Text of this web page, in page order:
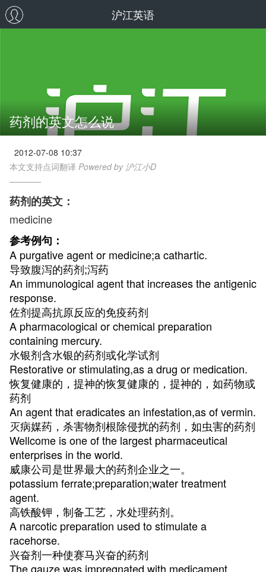
沪江英语
药剂的英文怎么说
2012-07-08 10:37
本文支持点词翻译 Powered by 沪江小D
药剂的英文：
medicine
参考例句：
A purgative agent or medicine;a cathartic.
导致腹泻的药剂;泻药
An immunological agent that increases the antigenic
response.
佐剂提高抗原反应的免疫药剂
A pharmacological or chemical preparation
containing mercury.
水银剂含水银的药剂或化学试剂
Restorative or stimulating,as a drug or medication.
恢复健康的，提神的恢复健康的，提神的，如药物或
药剂
An agent that eradicates an infestation,as of vermin.
灭病媒药，杀害物剂根除侵扰的药剂，如虫害的药剂
Wellcome is one of the largest pharmaceutical
enterprises in the world.
威康公司是世界最大的药剂企业之一。
potassium ferrate;preparation;water treatment
agent.
高铁酸钾，制备工艺，水处理药剂。
A narcotic preparation used to stimulate a
racehorse.
兴奋剂一种使赛马兴奋的药剂
The gauze was impregnated with medicament